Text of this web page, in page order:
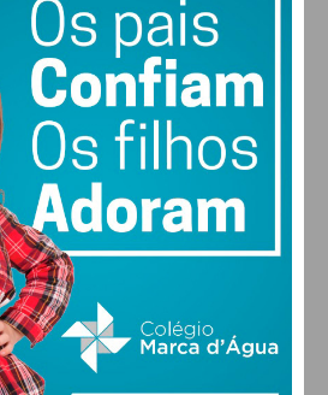
29°
SÁB
28
DOM
EM PAÇOS DE